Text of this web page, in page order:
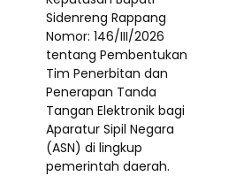
Sidenreng Rappang
Nomor: 146/III/2026
tentang Pembentukan
Tim Penerbitan dan
Penerapan Tanda
Tangan Elektronik bagi
Aparatur Sipil Negara
(ASN) di lingkup
pemerintah daerah.